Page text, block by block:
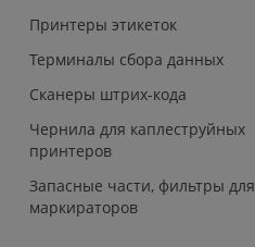
Принтеры этикеток
Терминалы сбора данных
Сканеры штрих-кода
Чернила для каплеструйных
принтеров
Запасные части, фильтры для
маркираторов